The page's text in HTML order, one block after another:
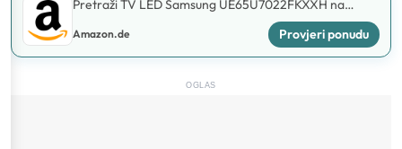
Pretraži TV LED Samsung UE65U7022FKXXH na
Amazon.de Provjeri ponudu
OGLAS